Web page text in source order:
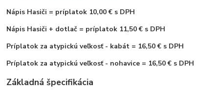
Nápis Hasiči = príplatok 10,00 € s DPH
Nápis Hasiči + dotlač = príplatok 11,50 € s DPH
Príplatok za atypickú veľkosť - kabát = 16,50 € s DPH
Príplatok za atypickú veľkosť - nohavice = 16,50 € s DPH
Základná špecifikácia